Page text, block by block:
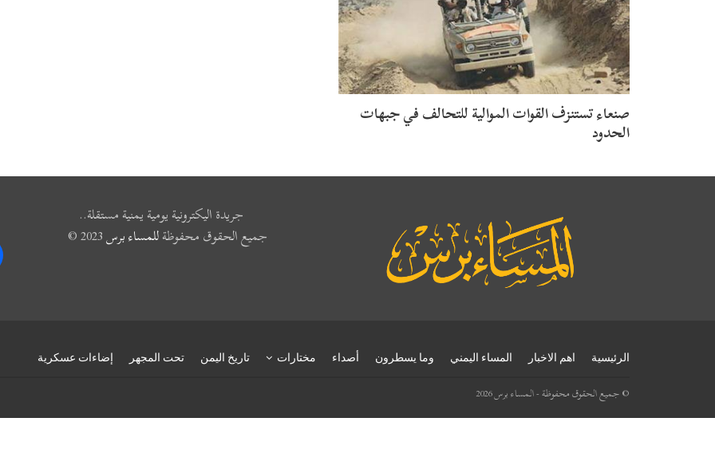
صنعاء تستنزف القوات الموالية للتحالف في جبهات
الحدود
جريدة اليكترونية يومية يمنية مستقلة..
جميع الحقوق محفوظةللمساء برس
الرئيسية اهم الاخبار المساء اليمني وما يسطرون أصداء مختارات تاريخ اليمن تحت المجهر إضاءات عسكرية
© جميع الحقوق محفوظة - المساء برس 2026